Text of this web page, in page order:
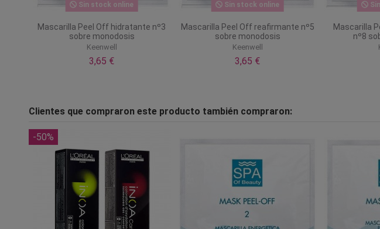
Sin stock online
Mascarilla Peel Off hidratante nº3
sobre monodosis
Keenwell
3,65 €
Sin stock online
Mascarilla Peel Off reafirmante nº5
sobre monodosis
Keenwell
3,65 €
Mascarilla
nº8
Clientes que compraron este producto también compraron:
-50%